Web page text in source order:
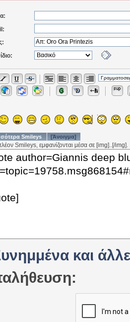
Smileys [Άνοιγμα]
Smileys, εμφανίζονται μέσα σε [img]..[/img].
και